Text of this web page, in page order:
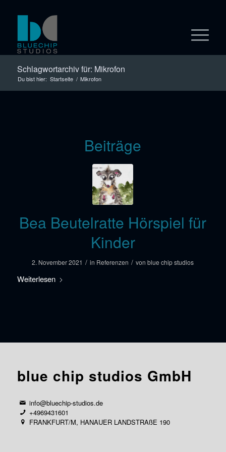
Schlagwortarchiv für: Mikrofon
Du bist hier: Startseite / Mikrofon
Beiträge
Bea Beutelratte Hörspiel für
Kinder
2. November 2021 / in Referenzen / vonblue chip studios
Weiterlesen
blue chip studios GmbH
info@bluechip-studios.de
+4969431601
FRANKFURT/M, HANAUER LANDSTRAßE 190